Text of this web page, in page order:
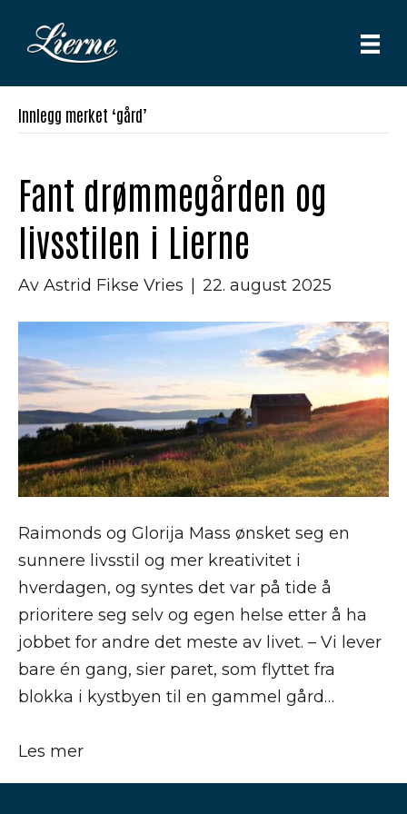
Innlegg merket ‘gård’
Fant drømmegården og
livsstilen i Lierne
Av Astrid Fikse Vries 22. august 2025
Raimonds og Glorija Mass ønsket seg en
sunnere livsstil og mer kreativitet i
hverdagen, og syntes det var på tide å
prioritere seg selv og egen helse etter å ha
jobbet for andre det meste av livet. – Vi lever
bare én gang, sier paret, som flyttet fra
blokka i kystbyen til en gammel gård…
Les mer